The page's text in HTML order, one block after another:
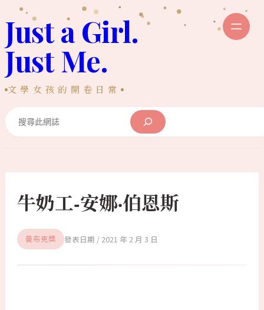
至
主
內
容
Just a Girl.
Just Me.
文學女孩的開卷日常
牛奶工-安娜·伯恩斯
曼布克獎 2021 年 2 月 3 日